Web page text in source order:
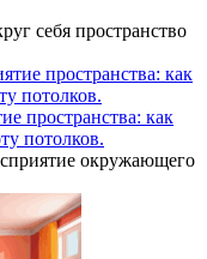
себя пространство
пространства: как
потолков.
окружающего